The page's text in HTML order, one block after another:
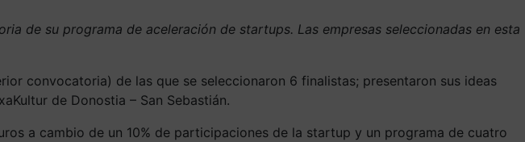
de su programa de aceleración de startups. Las empresas seleccionadas en esta
convocatoria) de las que se seleccionaron 6 finalistas; presentaron sus ideas
de Donostia – San Sebastián.
a cambio de un 10% de participaciones de la startup y un programa de cuatro